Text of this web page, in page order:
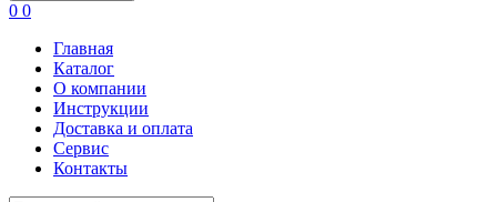
0 0
Главная
Каталог
О компании
Инструкции
Доставка и оплата
Сервис
Контакты